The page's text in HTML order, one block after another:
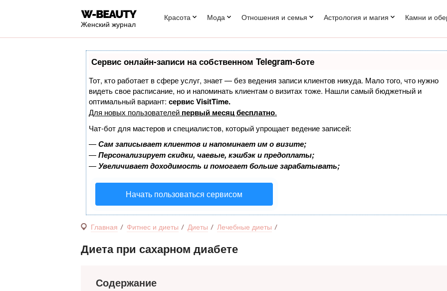
Женский журнал
Красота Мода Отношения и семья Астрология и магия Камни и
Сервис онлайн-записи на собственном Telegram-боте
Тот, кто работает в сфере услуг, знает — без ведения записи клиентов никуда. Мало того, что нужно
видеть свое расписание, но и напоминать клиентам о визитах тоже. Нашли самый бюджетный и
оптимальный вариант: сервис VisitTime.
Для новых пользователей первый месяц бесплатно.
Чат-бот для мастеров и специалистов, который упрощает ведение записей:
—Сам записывает клиентов и напоминает им о визите;
—Персонализирует скидки, чаевые, кэшбэк и предоплаты;
—Увеличивает доходимость и помогает больше зарабатывать;
Начать пользоваться сервисом
Главная Фитнес и диеты Диеты Лечебные диеты
Диета при сахарном диабете
Содержание